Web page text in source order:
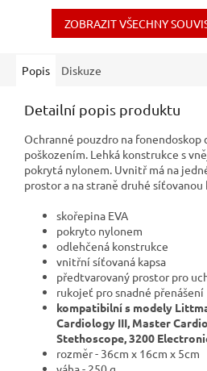
ZOBRAZIT VŠECHNY
Popis Diskuze
Detailní popis produktu
Ochranné pouzdro na fonendoskop
poškozením. Lehká konstrukce s
pokrytá nylonem. Uvnitř má na
prostor a na straně druhé síťovanou
skořepina EVA
pokryto nylonem
odlehčená konstrukce
vnitřní síťovaná kapsa
předtvarovaný prostor pro
rukojeť pro snadné přenášení
kompatibilní s modely
Cardiology III, Master
Stethoscope, 3200
rozměr - 36cm x 16cm x 5cm